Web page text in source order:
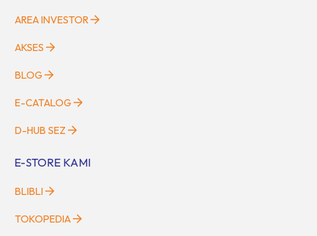
AREA INVESTOR
AKSES
BLOG
E-CATALOG
D-HUB SEZ
E-STORE KAMI
BLIBLI
TOKOPEDIA